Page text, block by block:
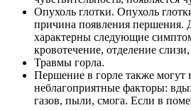
Опухоль глотки. Опухоль
причина появления першения.
характерны следующие
кровотечение, отделение
Травмы горла.
Першение в горле также могут
неблагоприятные факторы:
газов, пыли, смога. Если в